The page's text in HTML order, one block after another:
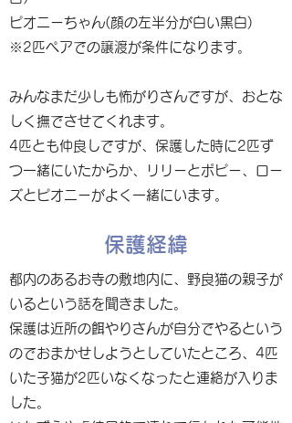
ピオニーちゃん(顔の左半分が白い黒白)
※2匹ペアでの譲渡が条件になります。
みんなまだ少しも怖がりさんですが、おとな
しく撫でさせてくれます。
4匹とも仲良しですが、保護した時に2匹ず
つ一緒にいたからか、リリーとポピー、ロー
ズとピオニーがよく一緒にいます。
保護経緯
都内のあるお寺の敷地内に、野良猫の親子が
いるという話を聞きました。
保護は近所の餌やりさんが自分でやるという
のでおまかせしようとしていたところ、4匹
いた子猫が2匹いなくなったと連絡が入りま
した。